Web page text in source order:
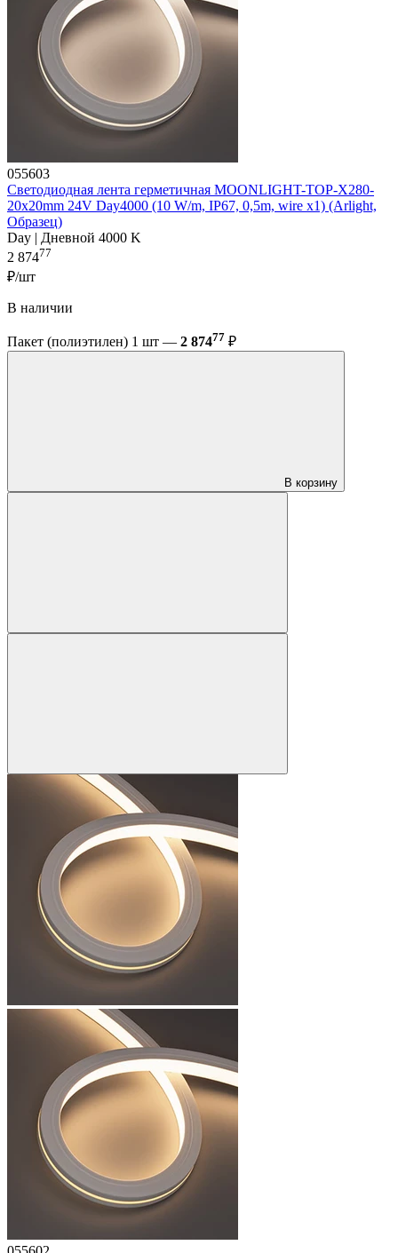
055603
Светодиодная лента герметичная MOONLIGHT-TOP-X280-
20x20mm 24V Day4000 (10 W/m, IP67, 0,5m, wire x1) (Arlight,
Образец)
Day | Дневной 4000 K
2 87477
₽/шт
В наличии
Пакет (полиэтилен) 1 шт — 2 87477 ₽
В корзину